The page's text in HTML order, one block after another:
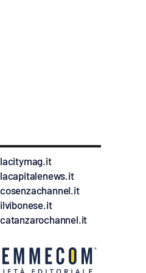
lacitymag.it
lacapitalenews.it
cosenzachannel.it
ilvibonese.it
catanzarochannel.it